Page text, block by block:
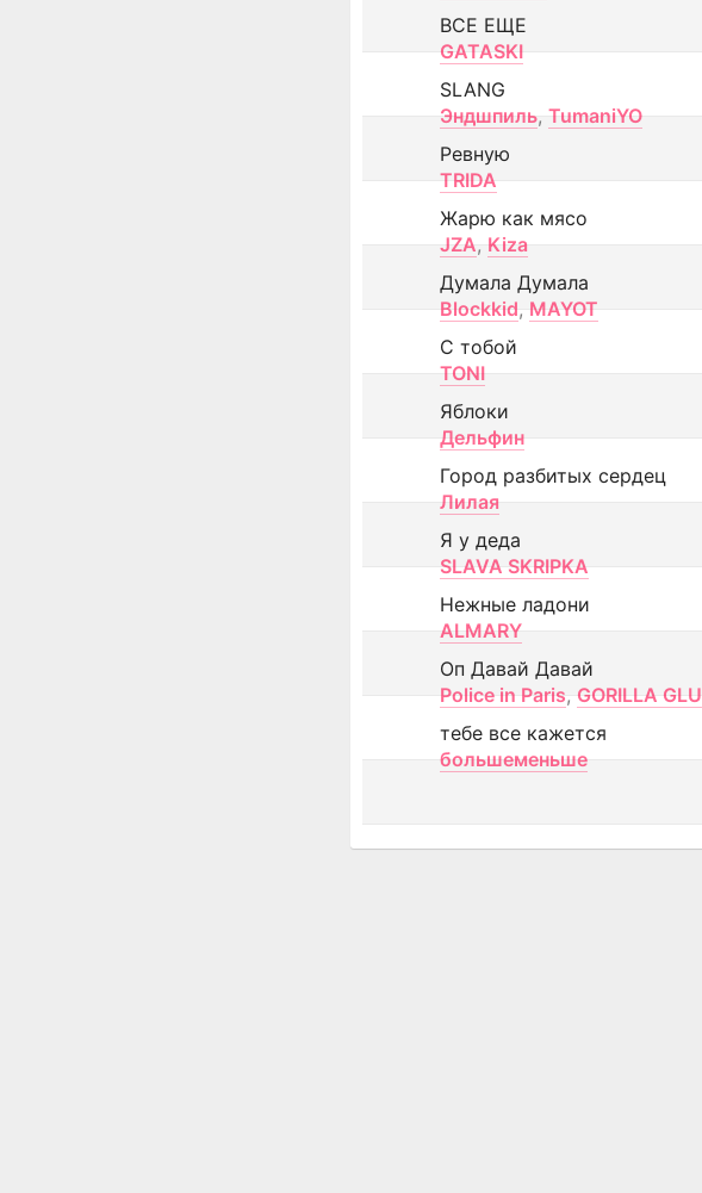
ВСЕ ЕЩЕ
GATASKI
SLANG
Эндшпиль, TumaniYO
Ревную
TRIDA
Жарю как мясо
JZA, Kiza
Думала Думала
Blockkid, MAYOT
С тобой
TONI
Яблоки
Дельфин
Город разбитых сердец
Лилая
Я у деда
SLAVA SKRIPKA
Нежные ладони
ALMARY
Оп Давай Давай
Police in Paris, GORILLA GLU
тебе все кажется
большеменьше